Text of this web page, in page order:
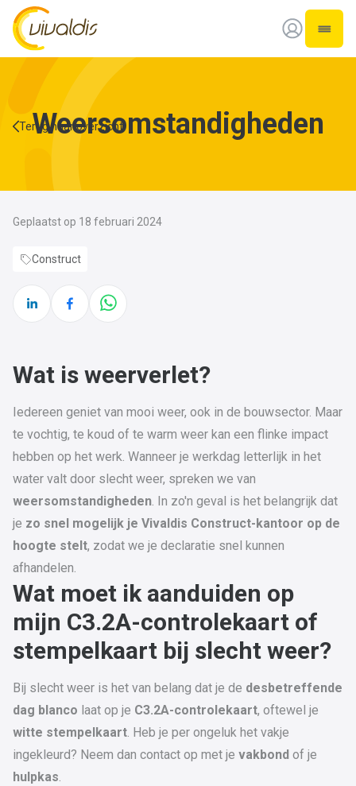
Vivaldis Interim
Open
Terug naar overzicht
Weersomstandigheden
Geplaatst op 18 februari 2024
Construct
Wat is weerverlet?
Iedereen geniet van mooi weer, ook in de bouwsector. Maar
te vochtig, te koud of te warm weer kan een flinke impact
hebben op het werk. Wanneer je werkdag letterlijk in het
water valt door slecht weer, spreken we van
weersomstandigheden. In zo'n geval is het belangrijk dat
je zo snel mogelijk je Vivaldis Construct-kantoor op de
hoogte stelt, zodat we je declaratie snel kunnen
afhandelen.
Wat moet ik aanduiden op
mijn C3.2A-controlekaart of
stempelkaart bij slecht weer?
Bij slecht weer is het van belang dat je de desbetreffende
dag blanco laat op je C3.2A-controlekaart, oftewel je
witte stempelkaart. Heb je per ongeluk het vakje
ingekleurd? Neem dan contact op met je vakbond of je
hulpkas.